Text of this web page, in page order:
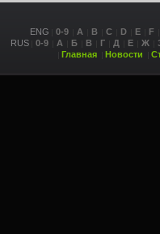
ENG 0-9 A B C D E
F
RUS
0-9 А Б В Г Д Е Ж
Главная
Новости